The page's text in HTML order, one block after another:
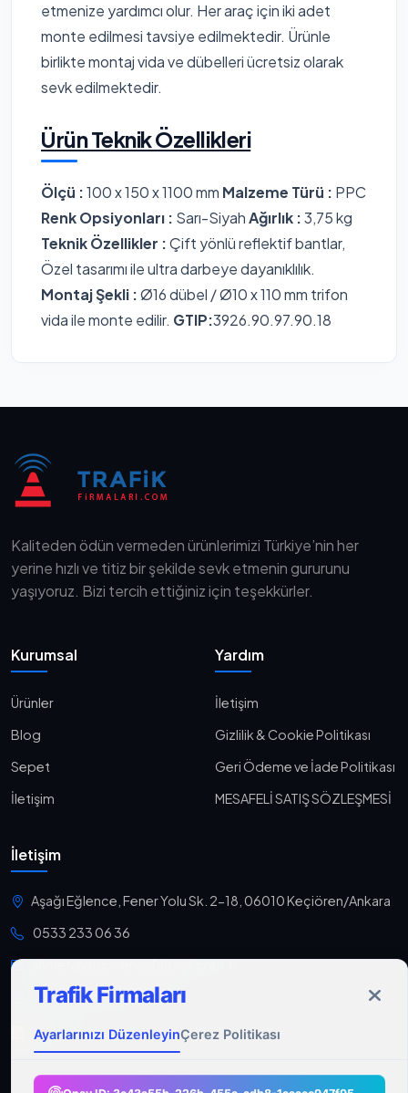
etmenize yardımcı olur. Her araç için iki adet
monte edilmesi tavsiye edilmektedir. Ürünle
birlikte montaj vida ve dübelleri ücretsiz olarak
sevk edilmektedir.
Ürün Teknik Özellikleri
Ölçü :100 x 150 x 1100 mm Malzeme Türü : PPC
Renk Opsiyonları : Sarı-SiyahAğırlık :3,75 kg
Teknik Özellikler :Çift yönlü reflektif bantlar,
Özel tasarımı ile ultra darbeye dayanıklılık.
Montaj Şekli :Ø16 dübel / Ø10 x 110 mm trifon
vida ile monte edilir. GTIP:3926.90.97.90.18
Kaliteden ödün vermeden ürünlerimizi Türkiye’nin her
yerine hızlı ve titiz bir şekilde sevk etmenin gururunu
yaşıyoruz. Bizi tercih ettiğiniz için teşekkürler.
Kurumsal
Ürünler
Blog
Sepet
İletişim
Yardım
İletişim
Gizlilik & Cookie Politikası
Geri Ödeme ve İade Politikası
MESAFELİ SATIŞ SÖZLEŞMESİ
İletişim
Aşağı Eğlence, Fener Yolu Sk. 2-18, 06010 Keçiören/Ankara
0533 233 06 36
ahmet@gocmenasfaltyol.com.tr
Pzt-Cmt: 09:00 - 21:00
RSS Feed
Trafik Firmaları
Ayarlarınızı DüzenleyinÇerez Politikası